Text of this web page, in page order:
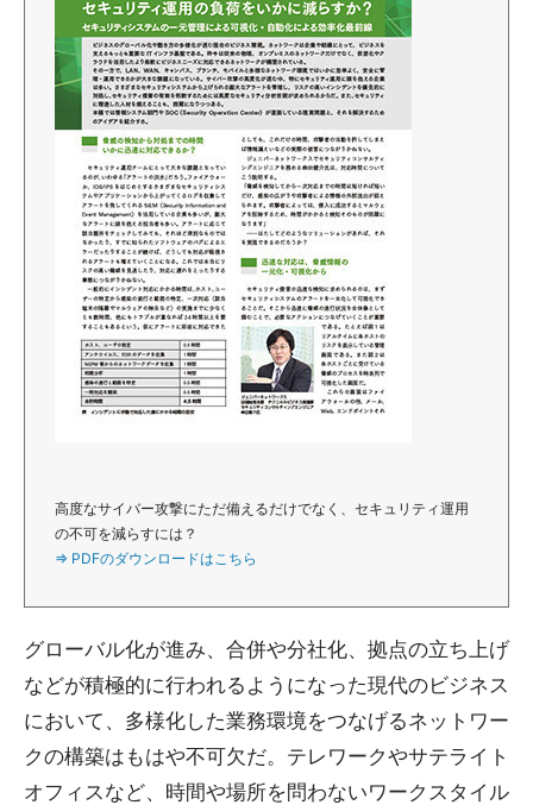
高度なサイバー攻撃にただ備えるだけでなく、セキュリティ運用
の不可を減らすには？
⇒ PDFのダウンロードはこちら
グローバル化が進み、合併や分社化、拠点の立ち上げ
などが積極的に行われるようになった現代のビジネス
において、多様化した業務環境をつなげるネットワー
クの構築はもはや不可欠だ。テレワークやサテライト
オフィスなど、時間や場所を問わないワークスタイル